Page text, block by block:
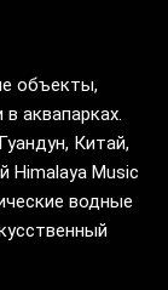
объекты,
аквапарках.
Китай,
Himalaya Music
водные